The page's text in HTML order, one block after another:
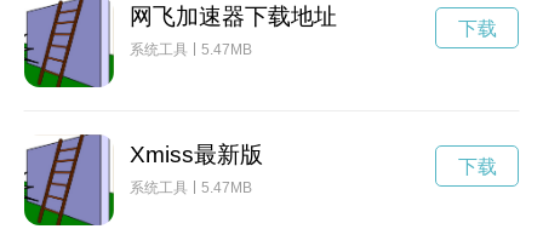
网飞加速器下载地址
系统工具 5.47MB
下载
Xmiss最新版
系统工具 5.47MB
下载